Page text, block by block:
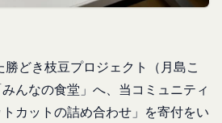
どき枝豆プロジェクト（月島こ
んなの食堂」へ、当コミュニティ
カットの詰め合わせ」を寄付をい
社のサービスの登録手続を行う
以下「お客様情報」といいま
だく場合があります。
別、職業等プロフィールに関す
ころによるものとします。
ュニティポータルサイト及び連
すべてのサービスをいいます。
に移動します。
用方法に関しましては、Amazon の
999-373 / 24時間対応) までお
Amazonギフト券細則については、
ださい。